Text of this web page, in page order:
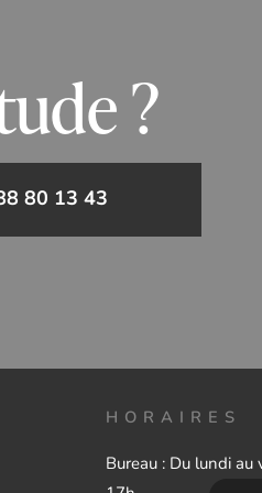
?
88 80 13 43
HORAIRES
Bureau : Du lundi